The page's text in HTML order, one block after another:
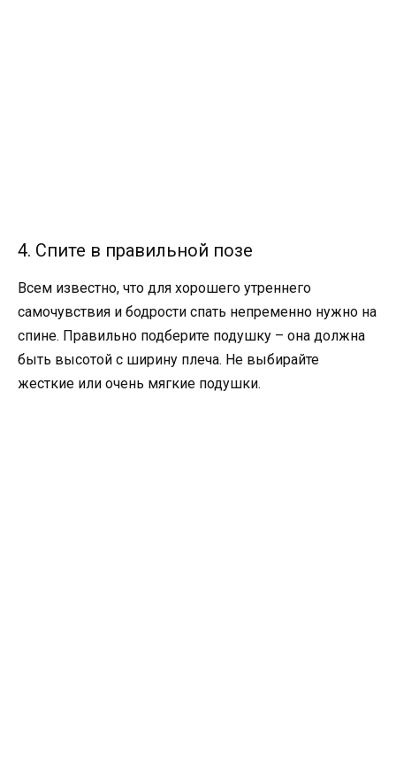
4. Спите в правильной позе
Всем известно, что для хорошего утреннего
самочувствия и бодрости спать непременно нужно на
спине. Правильно подберите подушку – она должна
быть высотой с ширину плеча. Не выбирайте
жесткие или очень мягкие подушки.